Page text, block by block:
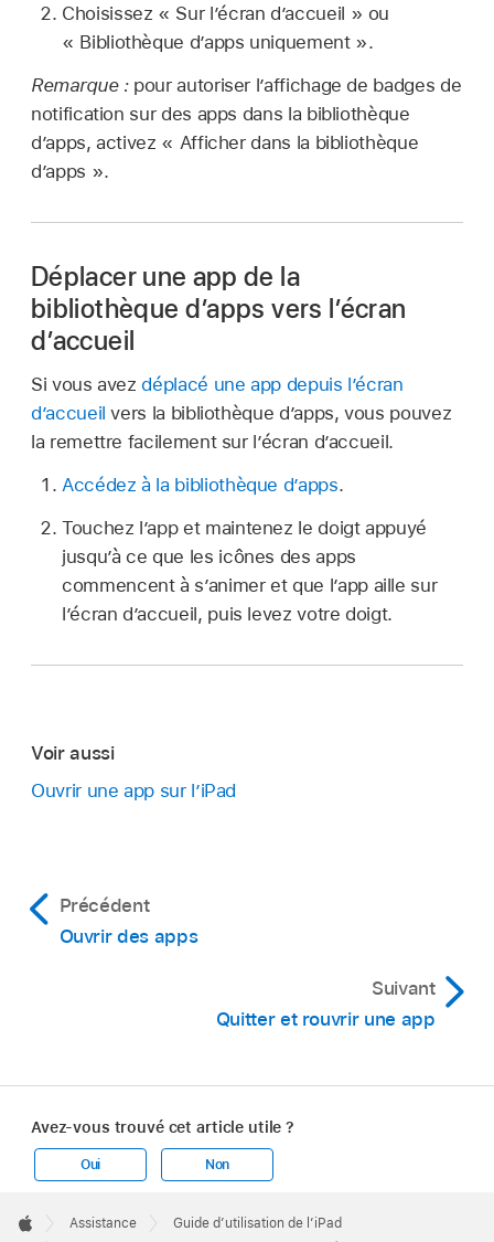
Choisissez « Sur l’écran d’accueil » ou
« Bibliothèque d’apps uniquement ».
Remarque : pour autoriser l’affichage de badges de
notification sur des apps dans la bibliothèque
d’apps, activez « Afficher dans la bibliothèque
d’apps ».
Déplacer une app de la
bibliothèque d’apps vers l’écran
d’accueil
Si vous avezdéplacé une app depuis l’écran
d’accueil vers la bibliothèque d’apps, vous pouvez
la remettre facilement sur l’écran d’accueil.
Accédez à la bibliothèque d’apps.
Touchez l’app et maintenez le doigt appuyé
jusqu’à ce que les icônes des apps
commencent à s’animer et que l’app aille sur
l’écran d’accueil, puis levez votre doigt.
Voir aussi
Ouvrir une app sur l’iPad
Précédent
Ouvrir des apps
Suivant
Quitter et rouvrir une app
Avez-vous trouvé cet article utile ?
Oui Non
Footer

Assistance
Guide d’utilisation de l’iPad